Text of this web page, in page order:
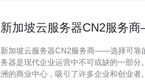
新加坡云服务器CN2服务
新加坡云服务器CN2服务商——选择可靠的解
务器是现代企业运营中不可或缺的一部分
洲的商业中心，吸引了许多企业和创业者